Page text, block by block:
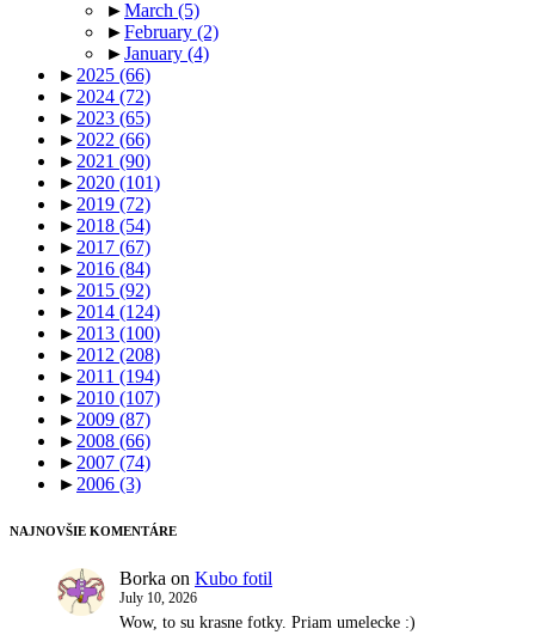
►March (5)
►February (2)
►January (4)
► 2025 (66)
► 2024 (72)
► 2023 (65)
► 2022 (66)
► 2021 (90)
► 2020 (101)
► 2019 (72)
► 2018 (54)
► 2017 (67)
► 2016 (84)
► 2015 (92)
► 2014 (124)
► 2013 (100)
► 2012 (208)
► 2011 (194)
► 2010 (107)
► 2009 (87)
► 2008 (66)
► 2007 (74)
► 2006 (3)
NAJNOVŠIE KOMENTÁRE
Borka on Kubo fotil
July 10, 2026
Wow, to su krasne fotky. Priam umelecke :)